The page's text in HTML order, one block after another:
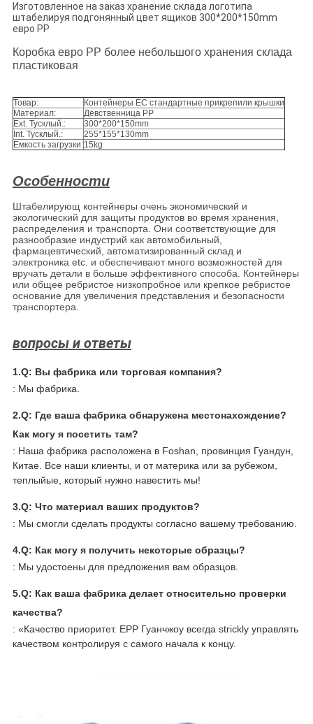
Изготовленное на заказ хранение склада логотипа
штабелируя подгонянный цвет ящиков 300*200*150mm
евро PP
Коробка евро PP более небольшого хранения склада
пластиковая
Товар:
Контейнеры ЕС стандартные прикрепили крышки
Материал:
Девственница PP
Ext. Тусклый.:
300*200*150mm
Int. Тусклый.:
255*155*130mm
Емкость загрузки:15kg
Особенности
Штабелирующ контейнеры очень экономический и
экологический для защиты продуктов во время хранения,
распределения и транспорта. Они соответствующие для
разнообразие индустрий как автомобильный,
фармацевтический, автоматизированный склад и
электроника etc. и обеспечивают много возможностей для
вручать детали в больше эффективного способа. Контейнеры
или общее ребристое низкопробное или крепкое ребристое
основание для увеличения представления и безопасности
транспортера.
вопросы и ответы
1.Q: Вы фабрика или торговая компания?
: Мы фабрика.
2.Q: Где ваша фабрика обнаружена местонахождение?
Как могу я посетить там?
: Наша фабрика расположена в Foshan, провинция Гуандун,
Китае. Все наши клиенты, и от материка или за рубежом,
теплыйые, который нужно навестить мы!
3.Q: Что материал ваших продуктов?
: Мы смогли сделать продукты согласно вашему требованию.
4.Q: Как могу я получить некоторые образцы?
: Мы удостоены для предложения вам образцов.
5.Q: Как ваша фабрика делает относительно проверки
качества?
: «Качество приоритет. EPP Гуанчжоу всегда strickly управлять
качеством контролируя с самого начала к концу.